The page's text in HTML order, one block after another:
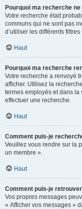
Pourquoi ma recherche
Votre recherche était
communs qui ne sont pas
d’utiliser les différents
Haut
Pourquoi ma recherche
Votre recherche a renvoyé
afficher. Utilisez la
termes employés et dans
effectuer une recherche.
Haut
Comment puis-je
Veuillez vous rendre sur la
un membre ».
Haut
Comment puis-je
Vos propres messages
« Afficher vos messages »